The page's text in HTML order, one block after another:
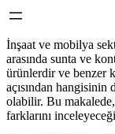
İnşaat ve mobilya
arasında sunta ve
ürünlerdir ve benzer
açısından
olabilir. Bu makalede,
farklarını